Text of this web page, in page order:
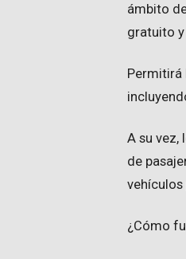
ámbito
gratuito y
Permitirá
A su vez,
de
¿Cómo